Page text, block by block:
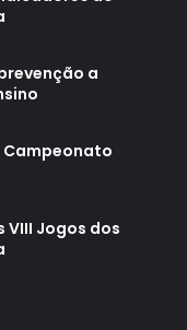
a
Campeonato
Jogos dos